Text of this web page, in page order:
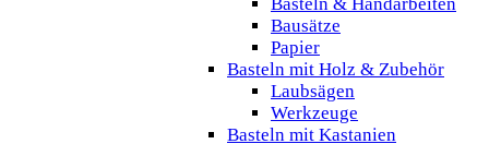
Bausätze
Papier
Basteln mit Holz & Zubehör
Laubsägen
Werkzeuge
Basteln mit Kastanien